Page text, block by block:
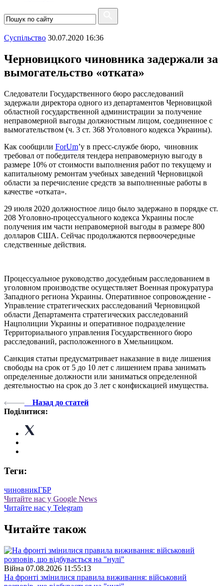
Суспiльство 30.07.2020 16:36
Черновицкого чиновника задержали за
вымогательство «отката»
Следователи Государственного бюро расследований
задержали директора одного из департаментов Черновицкой
областной государственной администрации за получение
неправомерной выгоды должностным лицом, соединенное с
вымогательством (ч. 3 ст. 368 Уголовного кодекса Украины).
Как сообщили ForUm’у в пресс-службе бюро, чиновник
требовал от победителя тендера неправомерную выгоду в
размере 10% от стоимости выполнения работ по текущему и
капитальному ремонтам учебных заведений Черновицкой
области за перечисление средств за выполненные работы в
качестве «отката».
29 июля 2020 должностное лицо было задержано в порядке ст.
208 Уголовно-процессуального кодекса Украины после
получения им части неправомерной выгоды в размере 800
долларов США. Сейчас продолжаются первоочередные
следственные действия.
Процессуальное руководство досудебным расследованием в
уголовном производстве осуществляет Военная прокуратура
Западного региона Украины. Оперативное сопровождение -
Управление стратегических расследований Черновицкой
области Департамента стратегических расследований
Нацполиции Украины и оперативное подразделение
Территориального управления Государственного бюро
расследований, расположенного в Хмельницком.
Санкция статьи предусматривает наказание в виде лишения
свободы на срок от 5 до 10 лет с лишением права занимать
определенные должности или заниматься определенной
деятельностью на срок до 3 лет с конфискацией имущества.
Назад до статей
Поділитися:
Теги:
чиновникГБР
Читайте нас у Google News
Читайте нас у Telegram
Читайте також
Війна 07.08.2026 11:55:13
На фронті змінилися правила виживання: військовий